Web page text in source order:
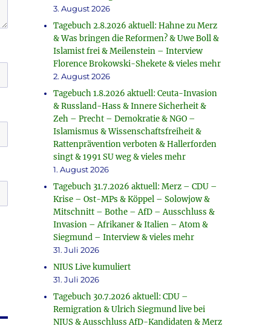
3. August 2026
Tagebuch 2.8.2026 aktuell: Hahne zu Merz
& Was bringen die Reformen? & Uwe Boll &
Islamist frei & Meilenstein – Interview
Florence Brokowski-Shekete & vieles mehr
2. August 2026
Tagebuch 1.8.2026 aktuell: Ceuta-Invasion
& Russland-Hass & Innere Sicherheit &
Zeh – Precht – Demokratie & NGO –
Islamismus & Wissenschaftsfreiheit &
Rattenprävention verboten & Hallerforden
singt & 1991 SU weg & vieles mehr
1. August 2026
Tagebuch 31.7.2026 aktuell: Merz – CDU –
Krise – Ost-MPs & Köppel – Solowjow &
Mitschnitt – Bothe – AfD – Ausschluss &
Invasion – Afrikaner & Italien – Atom &
Siegmund – Interview & vieles mehr
31. Juli 2026
NIUS Live kumuliert
31. Juli 2026
Tagebuch 30.7.2026 aktuell: CDU –
Remigration & Ulrich Siegmund live bei
NIUS & Ausschluss AfD-Kandidaten & Merz